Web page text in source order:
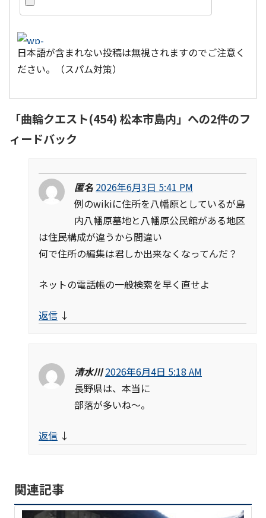
日本語が含まれない投稿は無視されますのでご注意く
ださい。（スパム対策）
「曲輪クエスト(454) 松本市島内」への2件のフ
ィードバック
匿名 2026年6月3日 5:41 PM
例のwikiに住所を八幡原としているが島
内八幡原墓地と八幡原公民館がある地区
は住民構成が違うから間違い
何で住所の編集は君しか出来なくなってんだ？
ネットの電話帳の一般検索を早く直せよ
返信 ↓
清水川 2026年6月4日 5:18 AM
長野県は、本当に
部落が多いね〜。
返信 ↓
関連記事